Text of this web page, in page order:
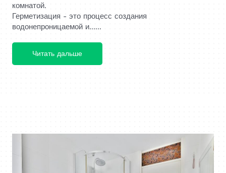
комнатой.
Герметизация - это процесс создания
водонепроницаемой и......
Читать дальше